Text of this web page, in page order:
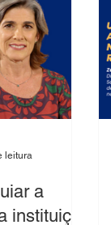
a
instituição
leitura